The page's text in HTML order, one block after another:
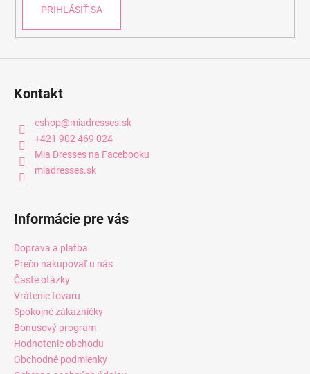
PRIHLÁSIŤ SA
Kontakt
eshop@miadresses.sk
+421 902 469 024
Mia Dresses na Facebooku
miadresses.sk
Informácie pre vás
Doprava a platba
Prečo nakupovať u nás
Časté otázky
Vrátenie tovaru
Spokojné zákazníčky
Bonusový program
Hodnotenie obchodu
Obchodné podmienky